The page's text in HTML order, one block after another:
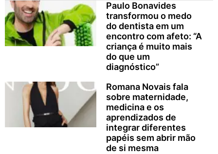
Paulo Bonavides
transformou o medo
do dentista em um
encontro com afeto: “A
criança é muito mais
do que um
diagnóstico”
Romana Novais fala
sobre maternidade,
medicina e os
aprendizados de
integrar diferentes
papéis sem abrir mão
de si mesma